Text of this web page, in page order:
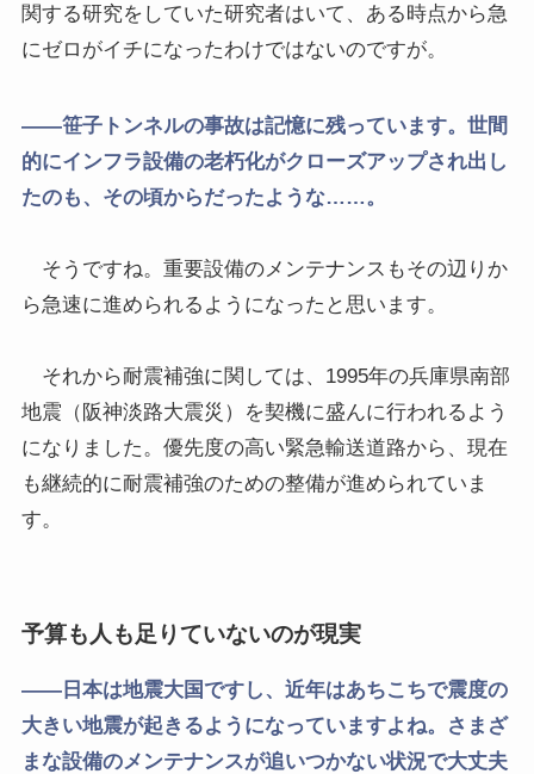
関する研究をしていた研究者はいて、ある時点から急
にゼロがイチになったわけではないのですが。
――笹子トンネルの事故は記憶に残っています。世間
的にインフラ設備の老朽化がクローズアップされ出し
たのも、その頃からだったような……。
そうですね。重要設備のメンテナンスもその辺りか
ら急速に進められるようになったと思います。
それから耐震補強に関しては、1995年の兵庫県南部
地震（阪神淡路大震災）を契機に盛んに行われるよう
になりました。優先度の高い緊急輸送道路から、現在
も継続的に耐震補強のための整備が進められていま
す。
予算も人も足りていないのが現実
――日本は地震大国ですし、近年はあちこちで震度の
大きい地震が起きるようになっていますよね。さまざ
まな設備のメンテナンスが追いつかない状況で大丈夫